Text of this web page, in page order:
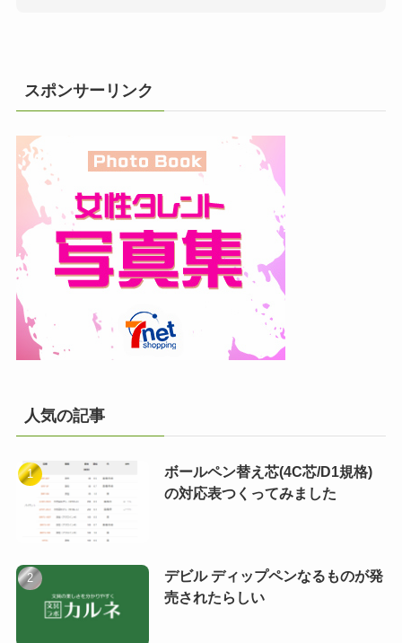
スポンサーリンク
人気の記事
ボールペン替え芯(4C芯/D1規格)
の対応表つくってみました
デビル ディップペンなるものが発
売されたらしい